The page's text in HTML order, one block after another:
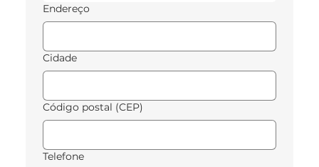
Endereço
Cidade
Código postal (CEP)
Telefone